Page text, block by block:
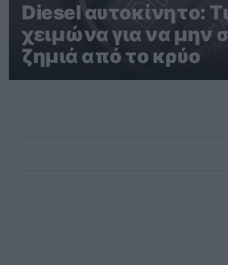
Diesel αυτοκίνητο:
χειμώνα για να μην
ζημιά από το κρύο